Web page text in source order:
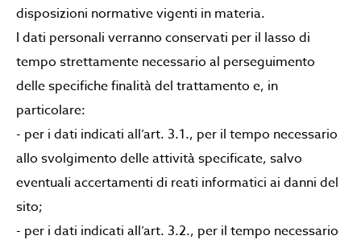
disposizioni normative vigenti in materia.
I dati personali verranno conservati per il lasso di
tempo strettamente necessario al perseguimento
delle specifiche finalità del trattamento e, in
particolare:
- per i dati indicati all’art. 3.1., per il tempo necessario
allo svolgimento delle attività specificate, salvo
eventuali accertamenti di reati informatici ai danni del
sito;
- per i dati indicati all’art. 3.2., per il tempo necessario